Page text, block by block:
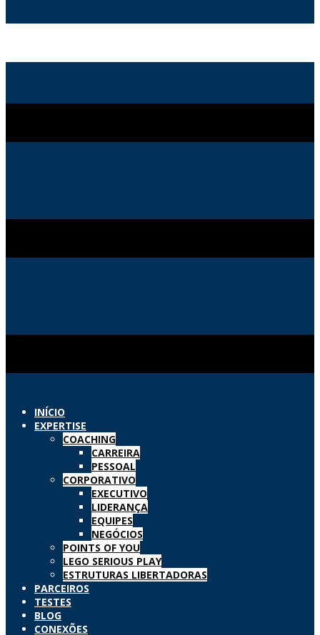
INÍCIO
EXPERTISE
COACHING
CARREIRA
PESSOAL
CORPORATIVO
EXECUTIVO
LIDERANÇA
EQUIPES
NEGÓCIOS
POINTS OF YOU
LEGO SERIOUS PLAY
ESTRUTURAS LIBERTADORAS
PARCEIROS
TESTES
BLOG
CONEXÕES